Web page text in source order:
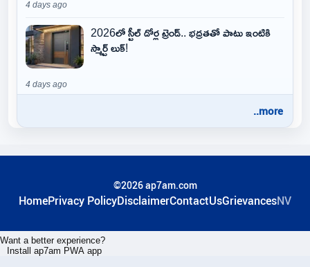
4 days ago
2026లో స్టీల్ డోర్ల ట్రెండ్.. భద్రతతో పాటు ఇంటికి
స్మార్ట్ లుక్!
4 days ago
..more
©2026 ap7am.com
HomePrivacy PolicyDisclaimerContactUsGrievancesNV
Want a better experience?
Install ap7am PWA app